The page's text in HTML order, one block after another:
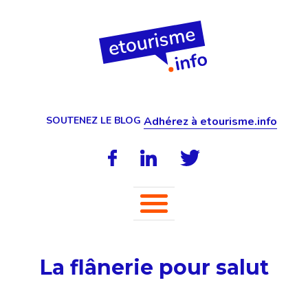
SOUTENEZ LE BLOG Adhérez à etourisme.info
La flânerie pour salut